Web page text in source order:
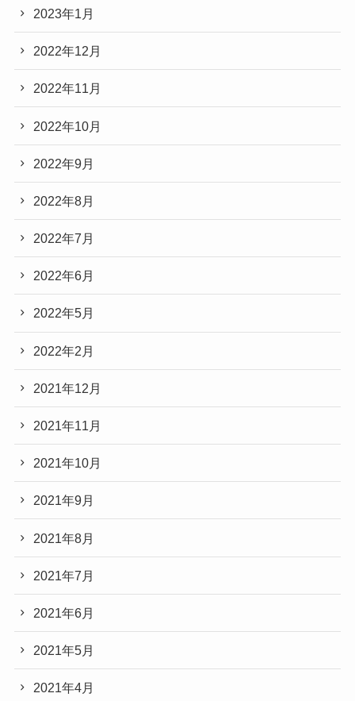
2023年1月
2022年12月
2022年11月
2022年10月
2022年9月
2022年8月
2022年7月
2022年6月
2022年5月
2022年2月
2021年12月
2021年11月
2021年10月
2021年9月
2021年8月
2021年7月
2021年6月
2021年5月
2021年4月